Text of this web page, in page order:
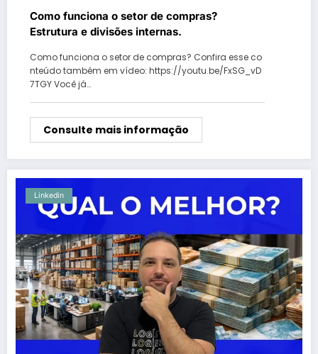
Como funciona o setor de compras?
Estrutura e divisões internas.
Como funciona o setor de compras? Confira esse co
nteúdo também em vídeo: https://youtu.be/FxSG_vD
7TGY Você já…
Consulte mais informação
Linkedin